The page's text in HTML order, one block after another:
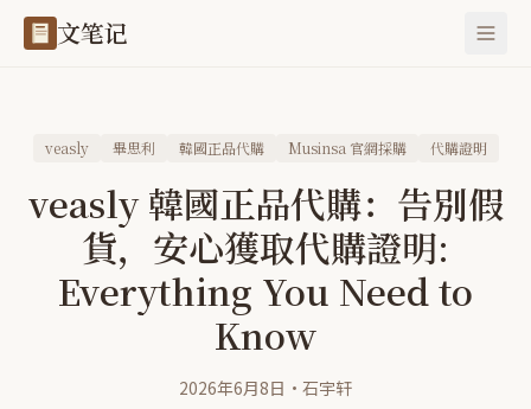
文笔记
veasly 畢思利 韓國正品代購 Musinsa 官網採購 代購證明
veasly 韓國正品代購：告別假
貨，安心獲取代購證明:
Everything You Need to
Know
2026年6月8日 · 石宇轩